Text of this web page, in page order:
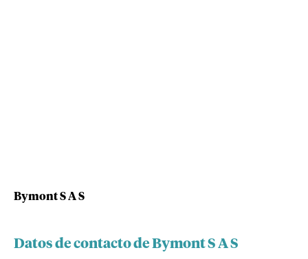
Bymont S A S
Datos de contacto de Bymont S A S